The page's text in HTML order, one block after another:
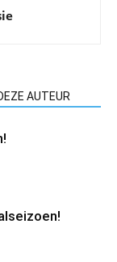
AUTEUR